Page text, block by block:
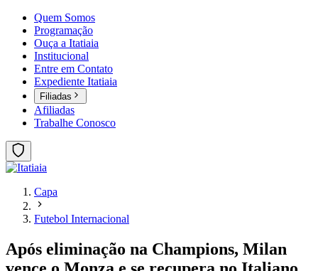
Quem Somos
Programação
Ouça a Itatiaia
Institucional
Entre em Contato
Expediente Itatiaia
Filiadas
Afiliadas
Trabalhe Conosco
Capa
Futebol Internacional
Após eliminação na Champions, Milan